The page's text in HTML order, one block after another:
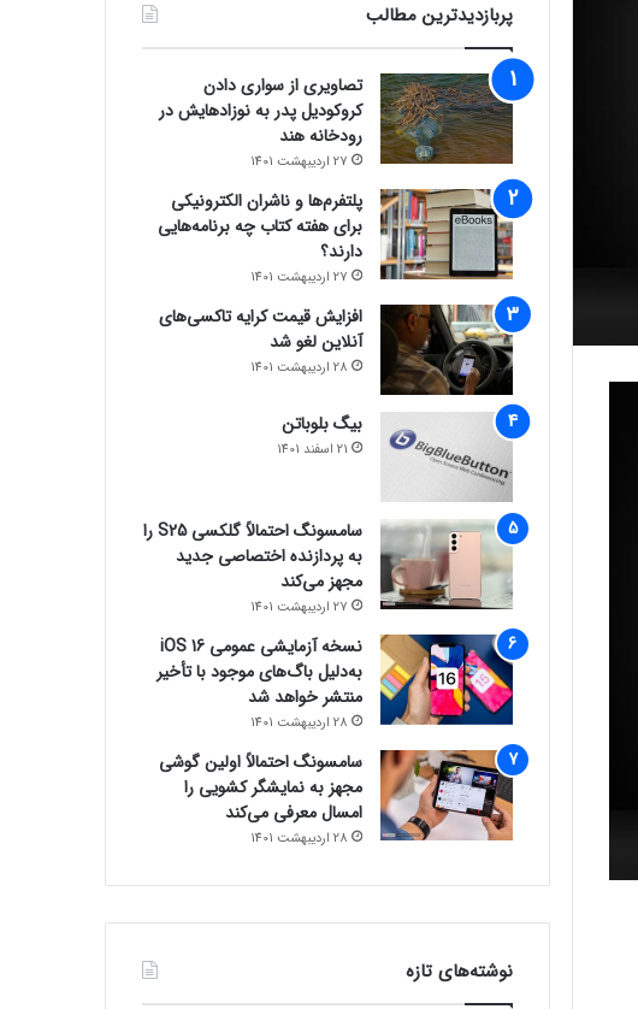
پربازدیدترین مطالب
تصاویری از سواری دادن
کروکودیل پدر به نوزادهایش در
رودخانه هند
27 اردیبهشت 1401
پلتفرم‌ها و ناشران الکترونیکی
برای هفته کتاب چه برنامه‌هایی
دارند؟
27 اردیبهشت 1401
افزایش قیمت کرایه تاکسی‌های
آنلاین لغو شد
28 اردیبهشت 1401
بیگ بلوباتن
21 اسفند 1401
سامسونگ احتمالاً گلکسی S25 را
به پردازنده اختصاصی جدید
مجهز می‌کند
27 اردیبهشت 1401
نسخه آزمایشی عمومی iOS 16
به‌دلیل باگ‌های موجود با تأخیر
منتشر خواهد شد
28 اردیبهشت 1401
سامسونگ احتمالاً اولین گوشی
مجهز به نمایشگر کشویی را
امسال معرفی می‌کند
28 اردیبهشت 1401
نوشته‌های تازه